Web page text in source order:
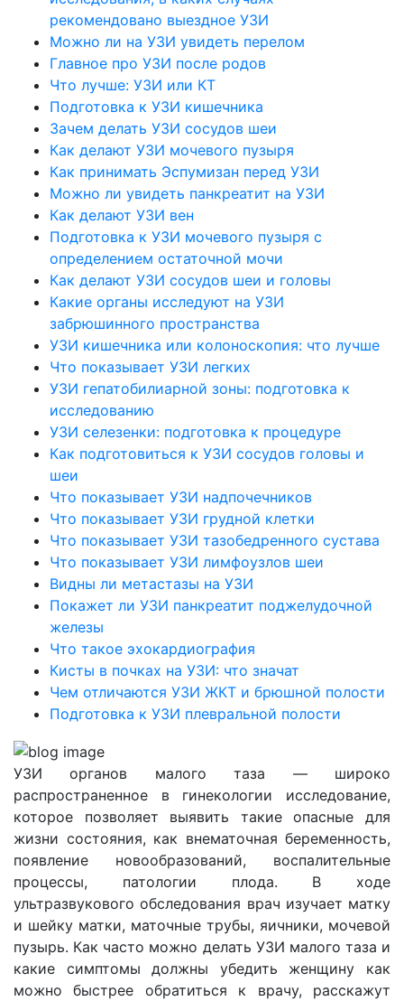
рекомендовано выездное УЗИ
Можно ли на УЗИ увидеть перелом
Главное про УЗИ после родов
Что лучше: УЗИ или КТ
Подготовка к УЗИ кишечника
Зачем делать УЗИ сосудов шеи
Как делают УЗИ мочевого пузыря
Как принимать Эспумизан перед УЗИ
Можно ли увидеть панкреатит на УЗИ
Как делают УЗИ вен
Подготовка к УЗИ мочевого пузыря с
определением остаточной мочи
Как делают УЗИ сосудов шеи и головы
Какие органы исследуют на УЗИ
забрюшинного пространства
УЗИ кишечника или колоноскопия: что лучше
Что показывает УЗИ легких
УЗИ гепатобилиарной зоны: подготовка к
исследованию
УЗИ селезенки: подготовка к процедуре
Как подготовиться к УЗИ сосудов головы и
шеи
Что показывает УЗИ надпочечников
Что показывает УЗИ грудной клетки
Что показывает УЗИ тазобедренного сустава
Что показывает УЗИ лимфоузлов шеи
Видны ли метастазы на УЗИ
Покажет ли УЗИ панкреатит поджелудочной
железы
Что такое эхокардиография
Кисты в почках на УЗИ: что значат
Чем отличаются УЗИ ЖКТ и брюшной полости
Подготовка к УЗИ плевральной полости
УЗИ органов малого таза — широко
распространенное в гинекологии исследование,
которое позволяет выявить такие опасные для
жизни состояния, как внематочная беременность,
появление новообразований, воспалительные
процессы, патологии плода. В ходе
ультразвукового обследования врач изучает матку
и шейку матки, маточные трубы, яичники, мочевой
пузырь. Как часто можно делать УЗИ малого таза и
какие симптомы должны убедить женщину как
можно быстрее обратиться к врачу, расскажут